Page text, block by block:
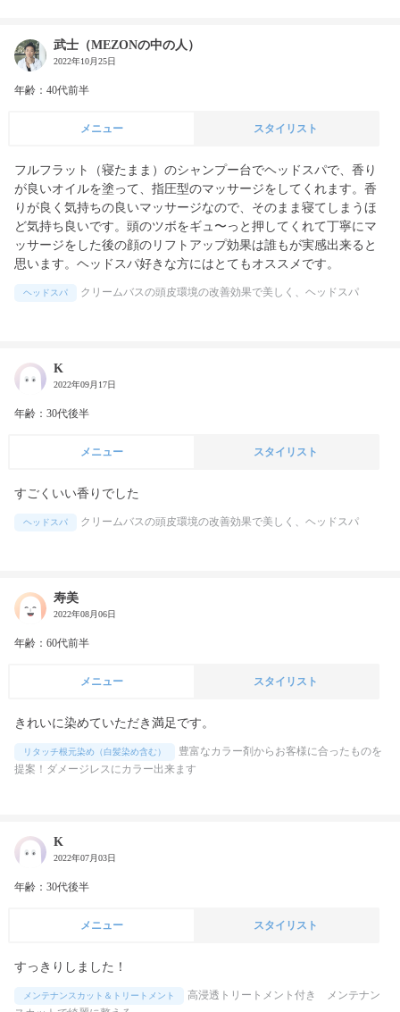
武士（MEZONの中の人）
2022年10月25日
年齢：40代前半
メニュー スタイリスト
フルフラット（寝たまま）のシャンプー台でヘッドスパで、香り
が良いオイルを塗って、指圧型のマッサージをしてくれます。香
りが良く気持ちの良いマッサージなので、そのまま寝てしまうほ
ど気持ち良いです。頭のツボをギュ〜っと押してくれて丁寧にマ
ッサージをした後の顔のリフトアップ効果は誰もが実感出来ると
思います。ヘッドスパ好きな方にはとてもオススメです。
ヘッドスパ クリームバスの頭皮環境の改善効果で美しく、ヘッドスパ
K
2022年09月17日
年齢：30代後半
メニュー スタイリスト
すごくいい香りでした
ヘッドスパ クリームバスの頭皮環境の改善効果で美しく、ヘッドスパ
寿美
2022年08月06日
年齢：60代前半
メニュー スタイリスト
きれいに染めていただき満足です。
リタッチ根元染め（白髪染め含む）
豊富なカラー剤からお客様に合ったものを
提案！ダメージレスにカラー出来ます
K
2022年07月03日
年齢：30代後半
メニュー スタイリスト
すっきりしました！
メンテナンスカット＆トリートメント
高浸透トリートメント付き メンテナン